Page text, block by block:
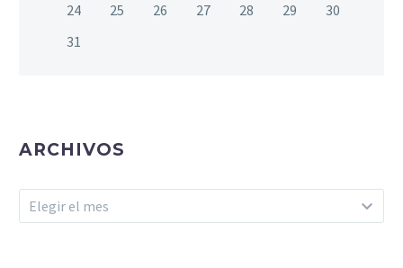
24
25 26 27 28 29
30
31
ARCHIVOS
Archivos
Elegir el mes